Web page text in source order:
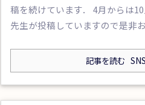
稿を続けています． 4月からは
先生が投稿していますので是非
記事を読む